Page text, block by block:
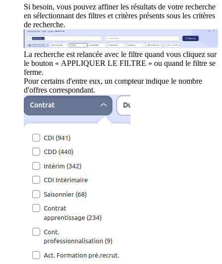
Si besoin, vous pouvez affiner les résultats de votre recherche
en sélectionnant des filtres et critères présents sous les critères
de recherche.
La recherche est relancée avec le filtre quand vous cliquez sur
le bouton « APPLIQUER LE FILTRE » ou quand le filtre se
ferme.
Pour certains d'entre eux, un compteur indique le nombre
d'offres correspondant.